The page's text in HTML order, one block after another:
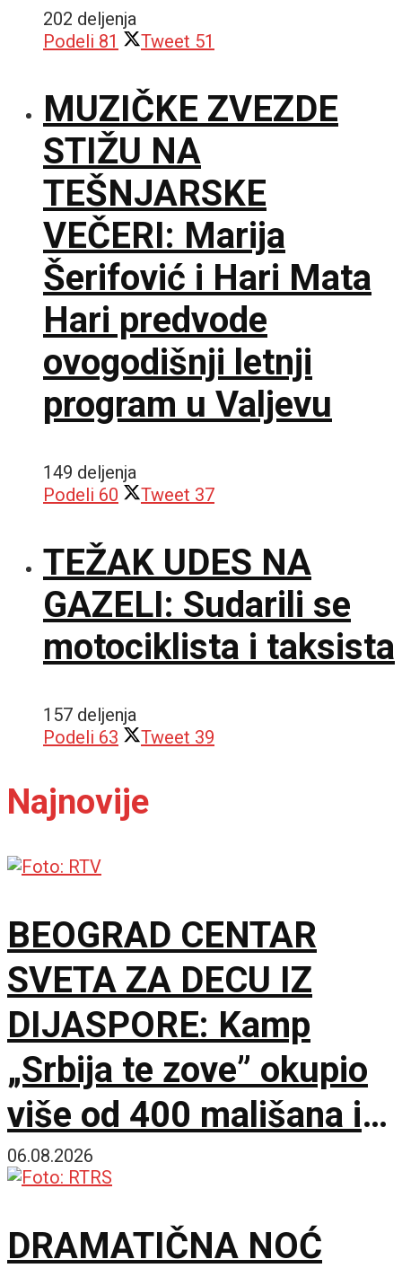
202 deljenja
Podeli 81 Tweet 51
MUZIČKE ZVEZDE
STIŽU NA
TEŠNJARSKE
VEČERI: Marija
Šerifović i Hari Mata
Hari predvode
ovogodišnji letnji
program u Valjevu
149 deljenja
Podeli 60 Tweet 37
TEŽAK UDES NA
GAZELI: Sudarili se
motociklista i taksista
157 deljenja
Podeli 63 Tweet 39
Najnovije
BEOGRAD CENTAR
SVETA ZA DECU IZ
DIJASPORE: Kamp
„Srbija te zove” okupio
više od 400 mališana iz
17 zemalja
06.08.2026
DRAMATIČNA NOĆ